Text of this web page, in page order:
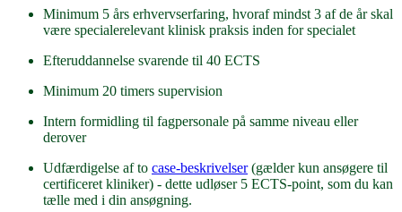
Minimum 5 års erhvervserfaring, hvoraf mindst 3 af de år skal
være specialerelevant klinisk praksis inden for specialet
Efteruddannelse svarende til 40 ECTS
Minimum 20 timers supervision
Intern formidling til fagpersonale på samme niveau eller
derover
Udfærdigelse af to case-beskrivelser(gælder kun ansøgere til
certificeret kliniker) - dette udløser 5 ECTS-point, som du kan
tælle med i din ansøgning.